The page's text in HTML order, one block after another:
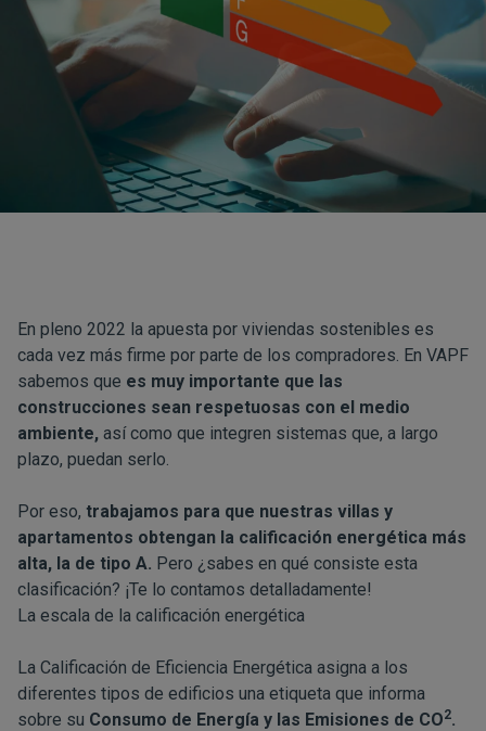
En pleno 2022 la apuesta por viviendas sostenibles es
cada vez más firme por parte de los compradores. En VAPF
sabemos que es muy importante que las
construcciones sean respetuosas con el medio
ambiente, así como que integren sistemas que, a largo
plazo, puedan serlo.
Por eso, trabajamos para que nuestras villas y
apartamentos obtengan la calificación energética más
alta, la de tipo A. Pero ¿sabes en qué consiste esta
clasificación? ¡Te lo contamos detalladamente!
La escala de la calificación energética
La Calificación de Eficiencia Energética asigna a los
diferentes tipos de edificios una etiqueta que informa
sobre su Consumo de Energía y las Emisiones de CO2.